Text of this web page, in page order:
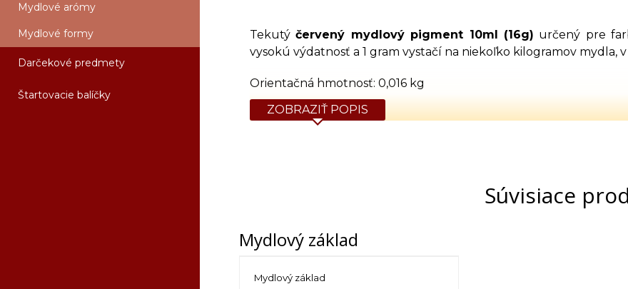
Mydlové arómy
Mydlové formy
Darčekové predmety
Štartovacie balíčky
Tekutýčervený mydlový pigment 10ml (16g) určený pre
vysokú výdatnosť a 1 gram vystačí na niekoľko kilogramov mydla,
Orientačná hmotnosť: 0,016 kg
ZOBRAZIŤ POPIS
Súvisiace
Mydlový základ
Mydlový základ